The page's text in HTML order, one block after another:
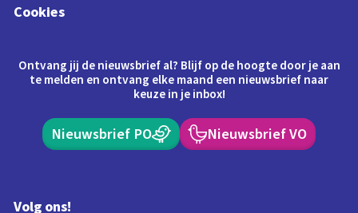
Cookies
Ontvang jij de nieuwsbrief al? Blijf op de hoogte door je aan
te melden en ontvang elke maand een nieuwsbrief naar
keuze in je inbox!
Nieuwsbrief PO Nieuwsbrief VO
Volg ons!